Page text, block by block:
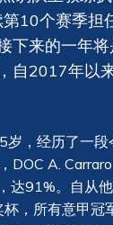
10个赛季担
下来的一年
自2017年以
，经历了一
DOC A.
达91%。自从
，所有意甲